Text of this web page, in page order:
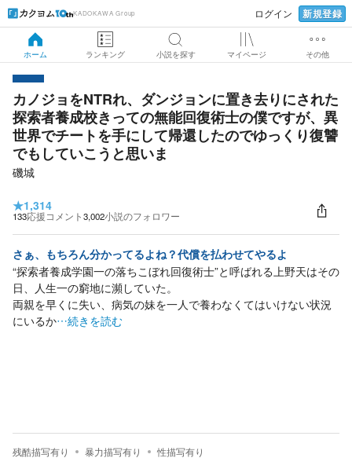
KADOKAWA Group ログイン 新規登録
ホーム ランキング 小説を探す マイページ その他
カノジョをNTRれ、ダンジョンに置き去りにされた
探索者養成校きっての無能回復術士の僕ですが、異
世界でチートを手にして帰還したのでゆっくり復讐
でもしていこうと思いま
磯城
★1,314
133応援コメント3,002小説のフォロワー
さぁ、もちろん分かってるよね？代償を払わせてやるよ
“探索者養成学園一の落ちこぼれ回復術士”と呼ばれる上野天はその
日、人生一の窮地に瀕していた。
両親を早くに失い、病気の妹を一人で養わなくてはいけない状況
にいるか…続きを読む
残酷描写有り 暴力描写有り
性描写有り